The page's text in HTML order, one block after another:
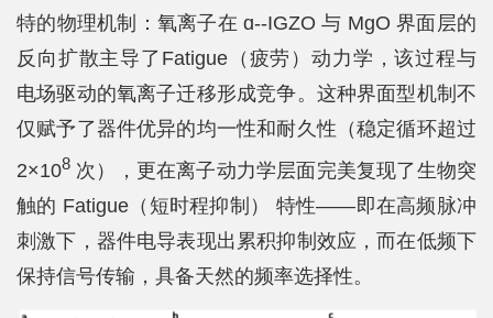
特的物理机制：氧离子在 ɑ--IGZO 与 MgO 界面层的
反向扩散主导了Fatigue（疲劳）动力学，该过程与
电场驱动的氧离子迁移形成竞争。这种界面型机制不
仅赋予了器件优异的均一性和耐久性（稳定循环超过
2×108 次），更在离子动力学层面完美复现了生物突
触的 Fatigue（短时程抑制） 特性——即在高频脉冲
刺激下，器件电导表现出累积抑制效应，而在低频下
保持信号传输，具备天然的频率选择性。